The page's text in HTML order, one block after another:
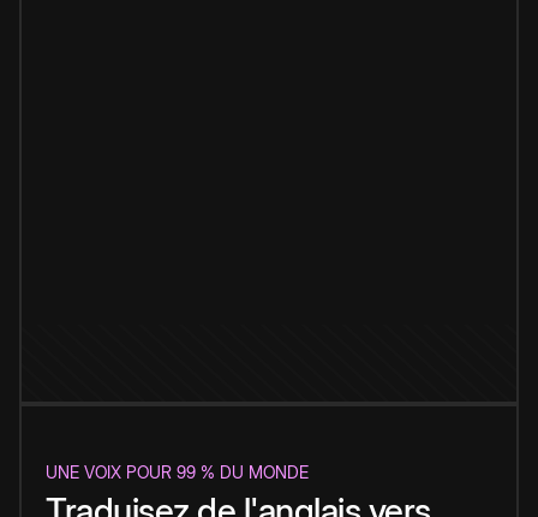
UNE VOIX POUR 99 % DU MONDE